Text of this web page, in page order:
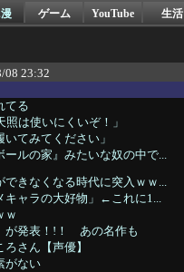
ゲーム YouTube 生活
08 23:32
てる
は使いにくいぞ！」
てみてください」
ールの家』みたいな奴の中で...
できなくなる時代に突入ｗｗ...
キャラの大好物」←これに1...
ｗ
が発表！!！ あの名作も
さん【声優】
がない